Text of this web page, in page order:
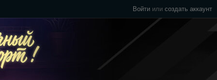
Войти или создать аккаунт